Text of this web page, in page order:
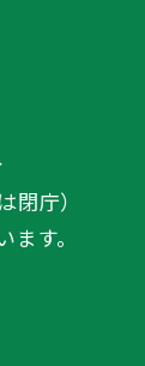
閉庁）
す。